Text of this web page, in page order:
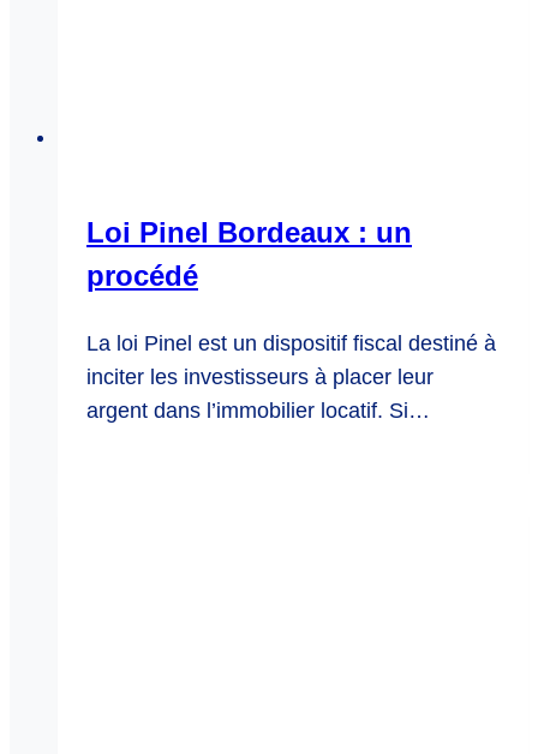
Loi Pinel Bordeaux : un
procédé
La loi Pinel est un dispositif fiscal destiné à
inciter les investisseurs à placer leur
argent dans l’immobilier locatif. Si…